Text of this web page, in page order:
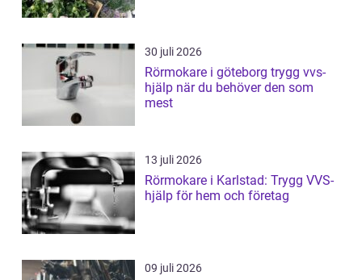
30 juli 2026
Rörmokare i göteborg trygg vvs-
hjälp när du behöver den som
mest
13 juli 2026
Rörmokare i Karlstad: Trygg VVS-
hjälp för hem och företag
09 juli 2026